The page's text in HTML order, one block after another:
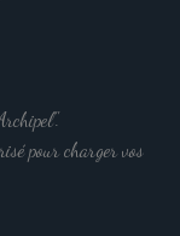
pour charger vos